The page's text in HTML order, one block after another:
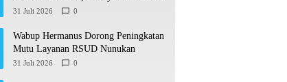
Jadi Motor Ekonomi
31 Juli 2026 0
Wabup Hermanus Dorong Peningkatan
Mutu Layanan RSUD Nunukan
31 Juli 2026 0